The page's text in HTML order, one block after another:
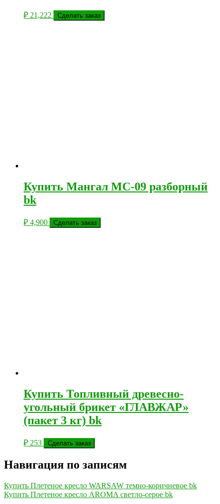
₽ 21,222 Сделать заказ
Купить Мангал МС-09 разборный
bk
₽ 4,900 Сделать заказ
Купить Топливный древесно-
угольный брикет «ГЛАВЖАР»
(пакет 3 кг) bk
₽ 253 Сделать заказ
Навигация по записям
Купить Плетеное кресло WARSAW темно-коричневое bk
Купить Плетеное кресло AROMA светло-серое bk